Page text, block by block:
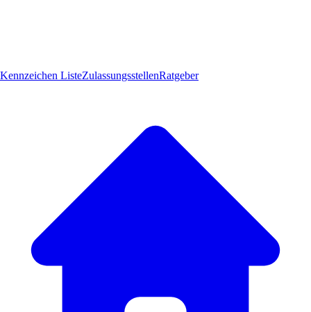
Kennzeichen ListeZulassungsstellenRatgeber